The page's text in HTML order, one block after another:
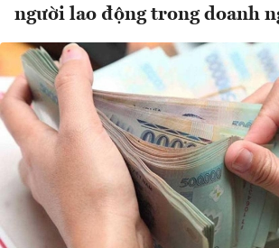
người lao động trong doanh